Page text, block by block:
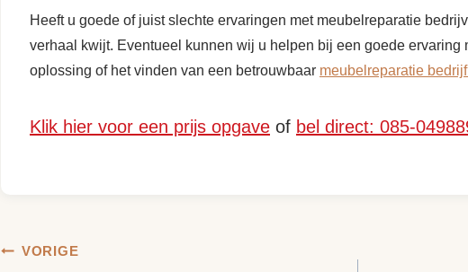
Heeft u goede of juist slechte ervaringen met meubelreparatie
verhaal kwijt. Eventueel kunnen wij u helpen bij een goede ervaring
oplossing of het vinden van een betrouwbaar meubelreparatie
Klik hier voor een prijs opgave of bel direct: 085-
Bericht
VORIGE